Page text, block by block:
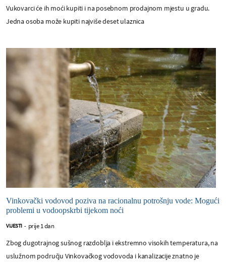
Vukovarci će ih moći kupiti i na posebnom prodajnom mjestu u gradu.
Jedna osoba može kupiti najviše deset ulaznica
Vinkovački vodovod poziva na racionalnu potrošnju vode: Mogući
problemi u vodoopskrbi tijekom noći
VIJESTI - prije 1 dan
Zbog dugotrajnog sušnog razdoblja i ekstremno visokih temperatura, na
uslužnom području Vinkovačkog vodovoda i kanalizacije znatno je